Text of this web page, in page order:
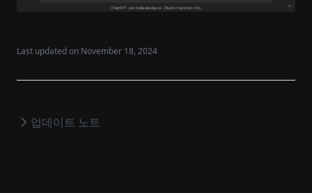
Last updated on November 18, 2024
업데이트 노트